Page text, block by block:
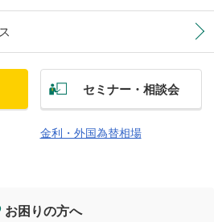
セミナー・相談会
金利・外国為替相場
お困りの方へ